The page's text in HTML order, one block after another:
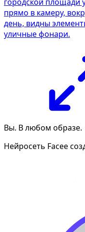
прямо в камеру,
день, видны
уличные фонари.
Вы. В любом образе.
Нейросеть Facee